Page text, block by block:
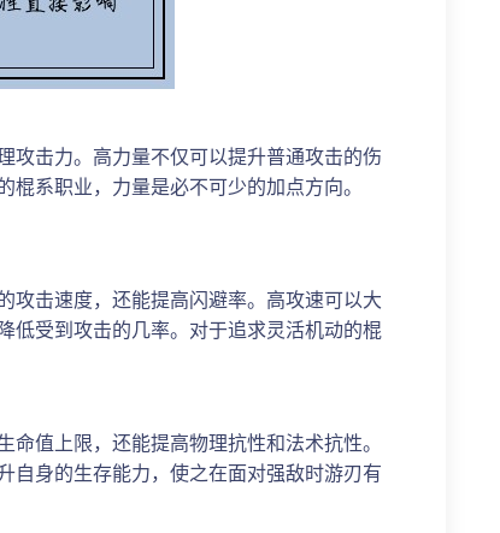
攻击力。高力量不仅可以提升普通攻击的伤
系职业，力量是必不可少的加点方向。
攻击速度，还能提高闪避率。高攻速可以大
低受到攻击的几率。对于追求灵活机动的棍
值上限，还能提高物理抗性和法术抗性。
自身的生存能力，使之在面对强敌时游刃有